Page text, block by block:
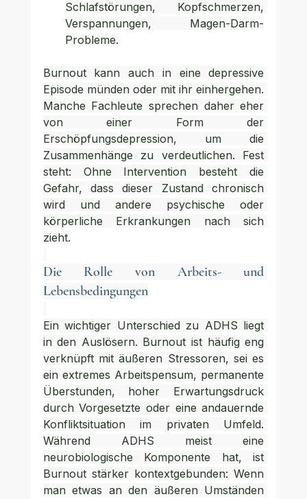
Schlafstörungen, Kopfschmerzen,
Verspannungen, Magen-Darm-
Probleme.
Burnout kann auch in eine depressive
Episode münden oder mit ihr einhergehen.
Manche Fachleute sprechen daher eher
von einer Form der
Erschöpfungsdepression, um die
Zusammenhänge zu verdeutlichen. Fest
steht: Ohne Intervention besteht die
Gefahr, dass dieser Zustand chronisch
wird und andere psychische oder
körperliche Erkrankungen nach sich
zieht.
Die Rolle von Arbeits- und
Lebensbedingungen
Ein wichtiger Unterschied zu ADHS liegt
in den Auslösern. Burnout ist häufig eng
verknüpft mit äußeren Stressoren, sei es
ein extremes Arbeitspensum, permanente
Überstunden, hoher Erwartungsdruck
durch Vorgesetzte oder eine andauernde
Konfliktsituation im privaten Umfeld.
Während ADHS meist eine
neurobiologische Komponente hat, ist
Burnout stärker kontextgebunden: Wenn
man etwas an den äußeren Umständen